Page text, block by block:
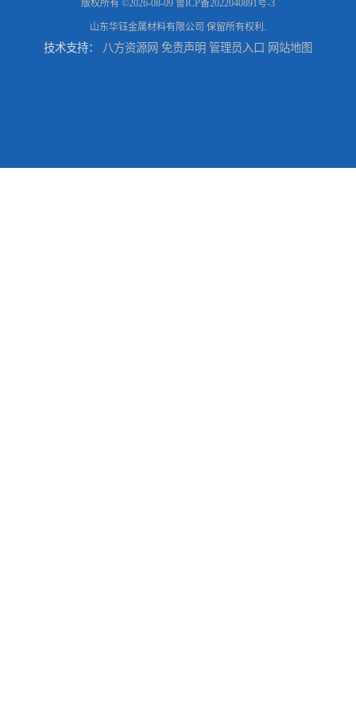
版权所有 ©2026-08-09 鲁ICP备2022040891号-3
山东华钰金属材料有限公司 保留所有权利.
技术支持： 八方资源网 免责声明 管理员入口 网站地图